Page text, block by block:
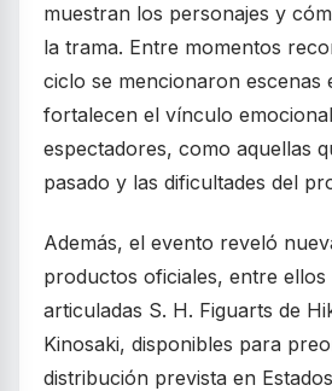
muestran los personajes y
la trama. Entre momentos
ciclo se mencionaron escenas
fortalecen el vínculo
espectadores, como aquellas
pasado y las dificultades del
Además, el evento reveló
productos oficiales, entre ellos
articuladas S. H. Figuarts de
Kinosaki, disponibles para
distribución prevista en